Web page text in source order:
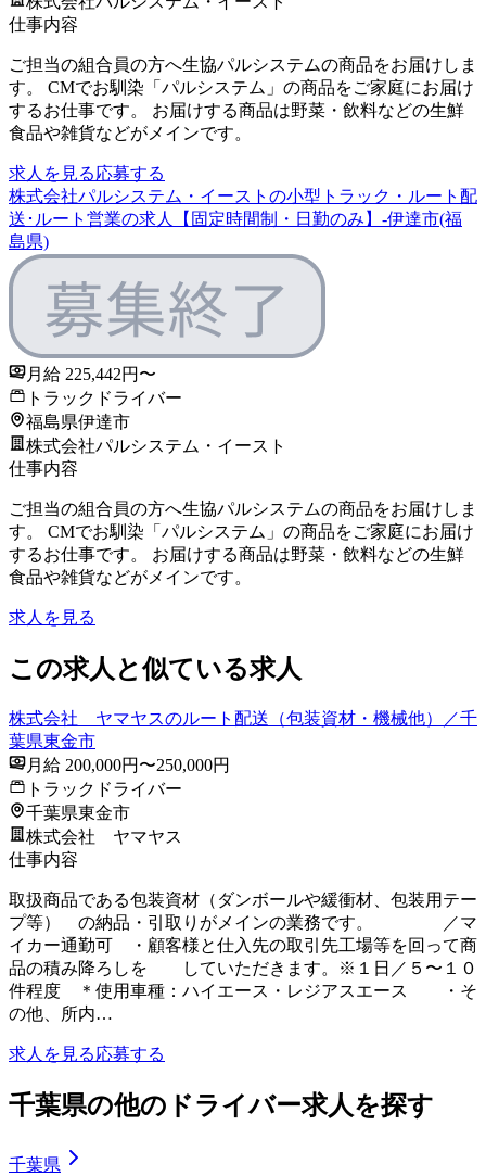
仕事内容
ご担当の組合員の方へ生協パルシステムの商品をお届けしま
す。 CMでお馴染「パルシステム」の商品をご家庭にお届け
するお仕事です。 お届けする商品は野菜・飲料などの生鮮
食品や雑貨などがメインです。
求人を見る応募する
株式会社パルシステム・イーストの小型トラック・ルート配
送･ルート営業の求人【固定時間制・日勤のみ】-伊達市(福
島県)
月給 225,442円〜
トラックドライバー
福島県伊達市
株式会社パルシステム・イースト
仕事内容
ご担当の組合員の方へ生協パルシステムの商品をお届けしま
す。 CMでお馴染「パルシステム」の商品をご家庭にお届け
するお仕事です。 お届けする商品は野菜・飲料などの生鮮
食品や雑貨などがメインです。
求人を見る
この求人と似ている求人
株式会社 ヤマヤスのルート配送（包装資材・機械他）／千
葉県東金市
月給 200,000円〜250,000円
トラックドライバー
千葉県東金市
株式会社 ヤマヤス
仕事内容
取扱商品である包装資材（ダンボールや緩衝材、包装用テー
プ等） の納品・引取りがメインの業務です。 ／マ
イカー通勤可 ・顧客様と仕入先の取引先工場等を回って商
品の積み降ろしを していただきます。※１日／５〜１０
件程度 ＊使用車種：ハイエース・レジアスエース ・そ
の他、所内…
求人を見る応募する
千葉県の他のドライバー求人を探す
千葉県